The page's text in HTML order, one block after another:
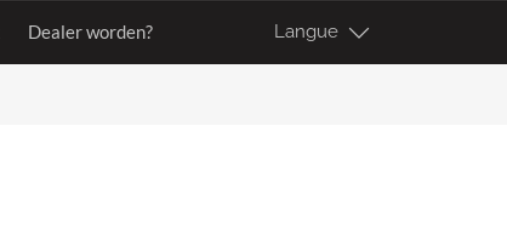
Dealer worden? Langue